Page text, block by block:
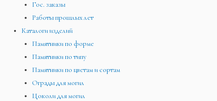
Гос. заказы
Работы прошлых лет
Каталоги изделий
Памятники по форме
Памятники по типу
Памятники по цветам и сортам
Ограды для могил
Цоколи для могил